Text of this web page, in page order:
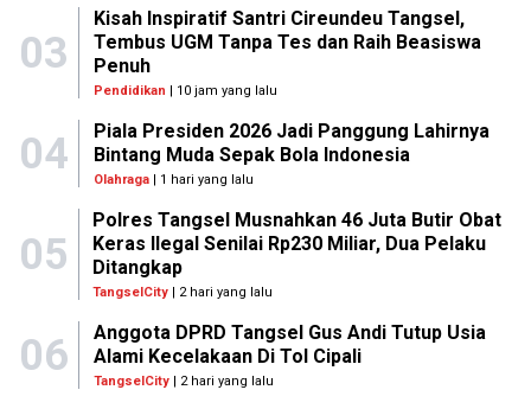
03
Kisah Inspiratif Santri Cireundeu Tangsel,
Tembus UGM Tanpa Tes dan Raih Beasiswa
Penuh
Pendidikan | 10 jam yang lalu
04
Piala Presiden 2026 Jadi Panggung Lahirnya
Bintang Muda Sepak Bola Indonesia
Olahraga| 1 hari yang lalu
05
Polres Tangsel Musnahkan 46 Juta Butir Obat
Keras Ilegal Senilai Rp230 Miliar, Dua Pelaku
Ditangkap
TangselCity | 2 hari yang lalu
06
Anggota DPRD Tangsel Gus Andi Tutup Usia
Alami Kecelakaan Di Tol Cipali
TangselCity| 2 hari yang lalu